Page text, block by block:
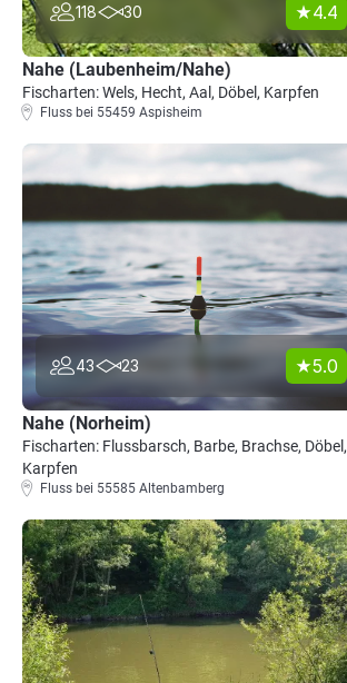
118 30 4.4
Nahe (Laubenheim/Nahe)
Fischarten: Wels, Hecht, Aal, Döbel, Karpfen
Fluss bei 55459 Aspisheim
43 23 5.0
Nahe (Norheim)
Fischarten: Flussbarsch, Barbe, Brachse, Döbel,
Karpfen
Fluss bei 55585 Altenbamberg